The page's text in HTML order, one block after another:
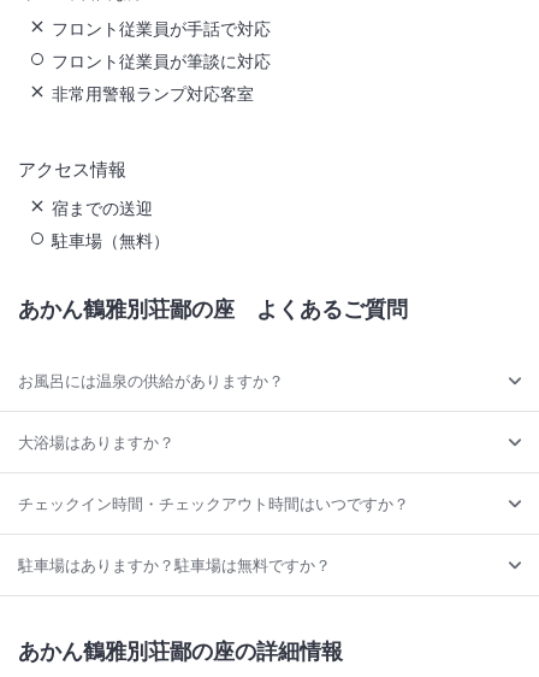
フロント従業員が手話で対応
フロント従業員が筆談に対応
非常用警報ランプ対応客室
アクセス情報
宿までの送迎
駐車場（無料）
あかん鶴雅別荘鄙の座 よくあるご質問
お風呂には温泉の供給がありますか？
大浴場はありますか？
チェックイン時間・チェックアウト時間はいつですか？
駐車場はありますか？駐車場は無料ですか？
あかん鶴雅別荘鄙の座の詳細情報